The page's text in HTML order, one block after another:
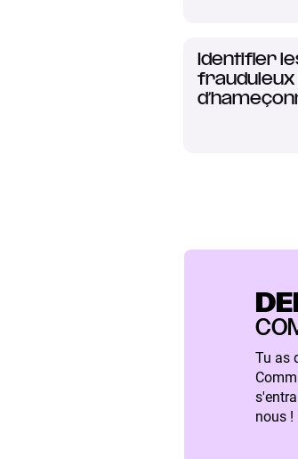
Identifier
frauduleux
Tu as
nous !